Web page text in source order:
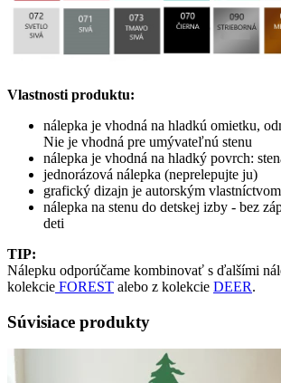
Vlastnosti produktu:
nálepka je vhodná na hladkú omietku,
Nie je vhodná pre umývateľnú stenu
nálepka je vhodná na hladký povrch:
jednorázová nálepka (neprelepujte ju)
grafický dizajn je autorským
nálepka na stenu do detskej izby - bez
deti
TIP:
Nálepku odporúčame kombinovať s ďalšími
kolekcie FOREST alebo z kolekcie DEER.
Súvisiace produkty